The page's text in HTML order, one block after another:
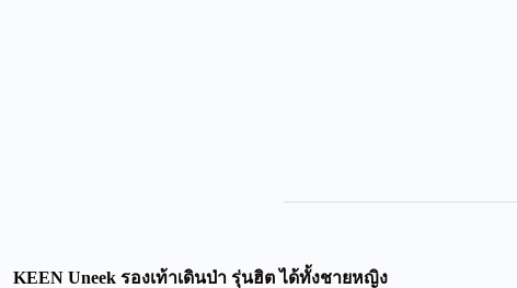
KEEN Uneek รองเท้าเดินป่า รุ่นฮิต ได้ทั้งชายหญิง